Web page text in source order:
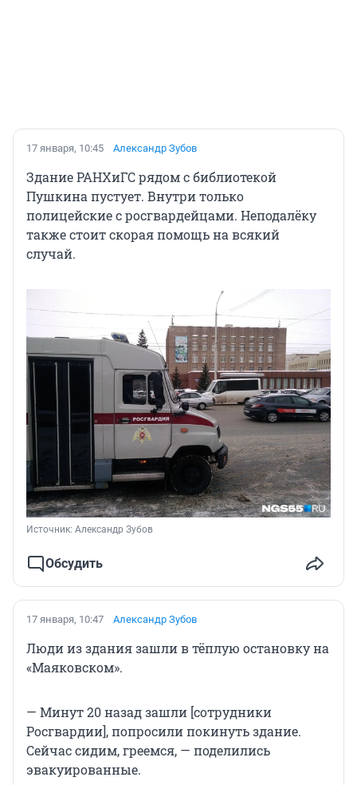
17 января, 10:45 Александр Зубов
Здание РАНХиГС рядом с библиотекой
Пушкина пустует. Внутри только
полицейские с росгвардейцами. Неподалёку
также стоит скорая помощь на всякий
случай.
Источник: Александр Зубов
Обсудить
17 января, 10:47 Александр Зубов
Люди из здания зашли в тёплую остановку на
«Маяковском».
— Минут 20 назад зашли [сотрудники
Росгвардии], попросили покинуть здание.
Сейчас сидим, греемся, — поделились
эвакуированные.